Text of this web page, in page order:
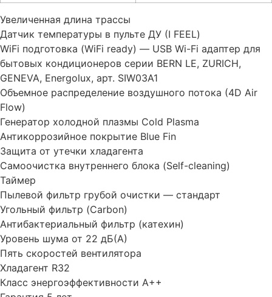
Увеличенная длина трассы
Датчик температуры в пульте ДУ (I FEEL)
WiFi подготовка (WiFi ready) — USB Wi-Fi адаптер для
бытовых кондиционеров серии BERN LE, ZURICH,
GENEVA, Energolux, арт. SIW03A1
Объемное распределение воздушного потока (4D Air
Flow)
Генератор холодной плазмы Cold Plasma
Антикоррозийное покрытие Blue Fin
Защита от утечки хладагента
Самоочистка внутреннего блока (Self-cleaning)
Таймер
Пылевой фильтр грубой очистки — стандарт
Угольный фильтр (Carbon)
Антибактериальный фильтр (катехин)
Уровень шума от 22 дБ(А)
Пять скоростей вентилятора
Хладагент R32
Класс энергоэффективности A++